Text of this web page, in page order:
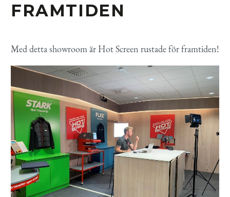
FRAMTIDEN
Med detta showroom är Hot Screen rustade för framtiden!